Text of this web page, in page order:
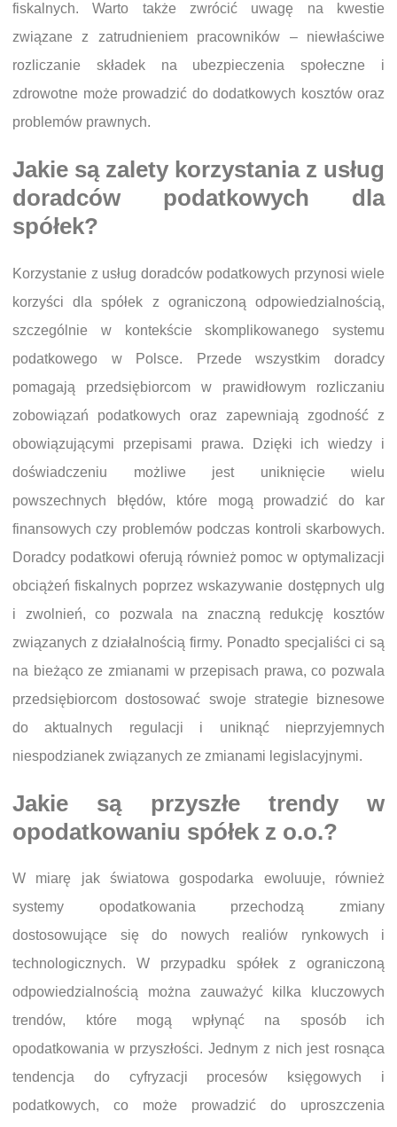
fiskalnych. Warto także zwrócić uwagę na kwestie
związane z zatrudnieniem pracowników – niewłaściwe
rozliczanie składek na ubezpieczenia społeczne i
zdrowotne może prowadzić do dodatkowych kosztów oraz
problemów prawnych.
Jakie są zalety korzystania z usług
doradców podatkowych dla
spółek?
Korzystanie z usług doradców podatkowych przynosi wiele
korzyści dla spółek z ograniczoną odpowiedzialnością,
szczególnie w kontekście skomplikowanego systemu
podatkowego w Polsce. Przede wszystkim doradcy
pomagają przedsiębiorcom w prawidłowym rozliczaniu
zobowiązań podatkowych oraz zapewniają zgodność z
obowiązującymi przepisami prawa. Dzięki ich wiedzy i
doświadczeniu możliwe jest uniknięcie wielu
powszechnych błędów, które mogą prowadzić do kar
finansowych czy problemów podczas kontroli skarbowych.
Doradcy podatkowi oferują również pomoc w optymalizacji
obciążeń fiskalnych poprzez wskazywanie dostępnych ulg
i zwolnień, co pozwala na znaczną redukcję kosztów
związanych z działalnością firmy. Ponadto specjaliści ci są
na bieżąco ze zmianami w przepisach prawa, co pozwala
przedsiębiorcom dostosować swoje strategie biznesowe
do aktualnych regulacji i uniknąć nieprzyjemnych
niespodzianek związanych ze zmianami legislacyjnymi.
Jakie są przyszłe trendy w
opodatkowaniu spółek z o.o.?
W miarę jak światowa gospodarka ewoluuje, również
systemy opodatkowania przechodzą zmiany
dostosowujące się do nowych realiów rynkowych i
technologicznych. W przypadku spółek z ograniczoną
odpowiedzialnością można zauważyć kilka kluczowych
trendów, które mogą wpłynąć na sposób ich
opodatkowania w przyszłości. Jednym z nich jest rosnąca
tendencja do cyfryzacji procesów księgowych i
podatkowych, co może prowadzić do uproszczenia